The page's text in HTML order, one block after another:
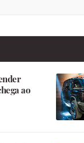
ao